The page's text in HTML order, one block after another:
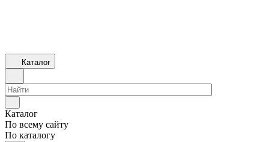
Каталог
Каталог
По всему сайту
По каталогу